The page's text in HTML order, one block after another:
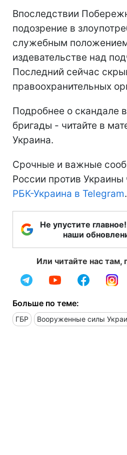
Впоследствии
подозрение в
служебным
издевательстве над
Последний сейчас
правоохранительных
Подробнее о скандале
бригады - читайте в
Украина.
Срочные и важные
России против Украины
РБК-Украина в Telegram.
Не упустите
наши
Или читайте нас там,
Больше по теме:
ГБР Вооруженные силы